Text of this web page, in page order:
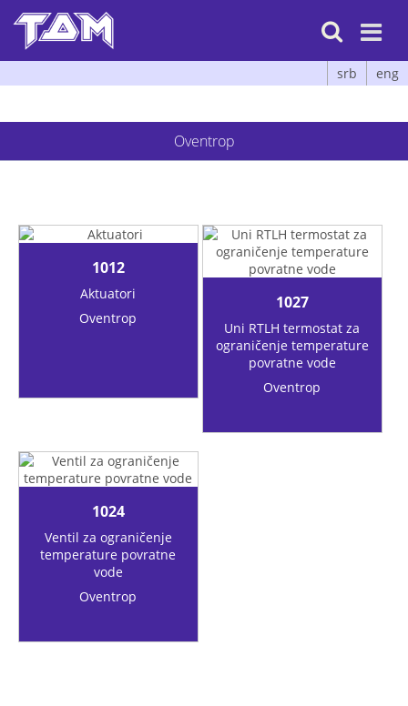

srb eng
Oventrop
1012
Aktuatori
Oventrop
1027
Uni RTLH termostat za
ograničenje temperature
povratne vode
Oventrop
1024
Ventil za ograničenje
temperature povratne
vode
Oventrop